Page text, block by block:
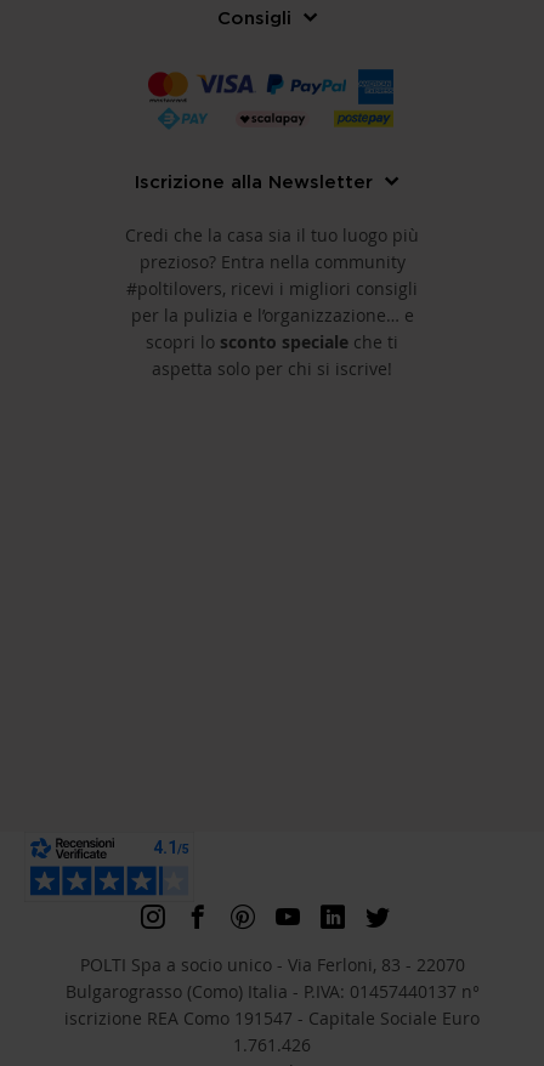
Consigli
Iscrizione alla Newsletter
Credi che la casa sia il tuo luogo più
prezioso? Entra nella community
#poltilovers, ricevi i migliori consigli
per la pulizia e l’organizzazione… e
scopri lo sconto speciale che ti
aspetta solo per chi si iscrive!
POLTI Spa a socio unico - Via Ferloni, 83 - 22070
Bulgarograsso (Como) Italia - P.IVA: 01457440137 n°
iscrizione REA Como 191547 - Capitale Sociale Euro
1.761.426